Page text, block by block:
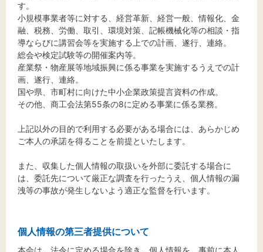
す。
小規模事業者等に対する、経営革新、経営一般、情報化、金
融、税務、労働、取引、環境対策、記帳機械化等の相談・指
導ならびに講習会等を実施する上での計画、遂行、連絡。
総会や検定試験等の開催案内等。
産業祭・物産展等地域振興に係る事業を実施するうえでの計
画、遂行、連絡。
国や県、市町村に向けた中小企業政策提言資料の作成。
その他、商工会法第55条の8に定める事業に係る業務。
上記以外の目的で利用する必要がある場合には、あらかじめ
ご本人の承諾を得ることを前提といたします。
また、収集した個人情報の取扱いを外部に委託する場合に
は、委託先について厳正な調査を行ったうえ、個人情報の漏
洩等の事故が発生しないよう適正な監督を行います。
個人情報の第三者提供について
本会は、法令に定める場合を除き、個人情報を、事前に本人